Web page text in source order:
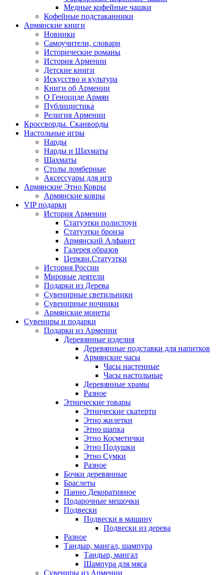
Медные кофейные чашки
Кофейные подстаканники
Армянские книги
Новинки
Самоучители, словари
Исторические романы
История Армении
Детские книги
Иcкусство и культура
Книги об Армении
О Геноциде Армян
Публицистика
Религия Армении
Кроссворды. Сканворды
Настольные игры
Нарды
Нарды и Шахматы
Шахматы
Столы ломберные
Аксессуары для игр
Армянские Этно Ковры
Армянские ковры
VIP подарки
История Армении
Статуэтки полистоун
Статуэтки бронза
Армянский Алфавит
Галерея образов
Церкви.Статуэтки
История России
Мировые деятели
Подарки из Дерева
Сувенирные светильники
Сувенирные ночники
Армянские монеты
Сувениры и подарки
Подарки из Армении
Деревянные изделия
Деревянные подставки для напитков
Армянские часы
Часы настенные
Часы настольные
Деревянные храмы
Разное
Этнические товары
Этнические скатерти
Этно жилетки
Этно шапка
Этно Косметички
Этно Подушки
Этно Сумки
Разное
Бочки деревянные
Браслеты
Панно Декоративное
Подарочные мешочки
Подвески
Подвески в машину
Подвески из дерева
Разное
Тандыр, мангал, шампура
Тандыр, мангал
Шампура для мяса
Сувениры из Армении